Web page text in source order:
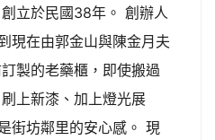
立於民國38年。 創辦人
現在由郭金山與陳金月夫
製的老藥櫃，即使搬過
上新漆、加上燈光展
街坊鄰里的安心感。 現